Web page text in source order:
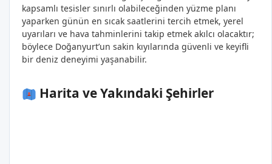
kapsamlı tesisler sınırlı olabileceğinden yüzme planı
yaparken günün en sıcak saatlerini tercih etmek, yerel
uyarıları ve hava tahminlerini takip etmek akılcı olacaktır;
böylece Doğanyurt’un sakin kıyılarında güvenli ve keyifli
bir deniz deneyimi yaşanabilir.
Harita ve Yakındaki Şehirler